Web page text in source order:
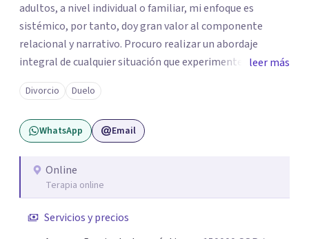
adultos, a nivel individual o familiar, mi enfoque es
sistémico, por tanto, doy gran valor al componente
relacional y narrativo. Procuro realizar un abordaje
integral de cualquier situación que experimenten mis
consultantes y así lograr una comprensión que favorezca
procesos de aprendizaje significativo y potencializar así
la movilización de recursos en pro de la solución y el
bienestar.
leer más
Divorcio Duelo
WhatsApp Email
Online
Terapia online
Servicios y precios